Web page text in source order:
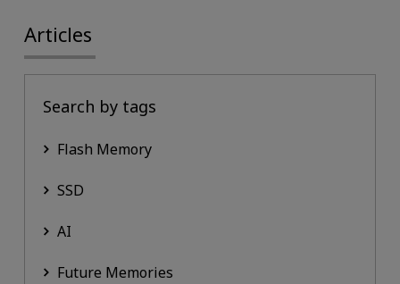
Articles
Search by tags
Flash Memory
SSD
AI
Future Memories